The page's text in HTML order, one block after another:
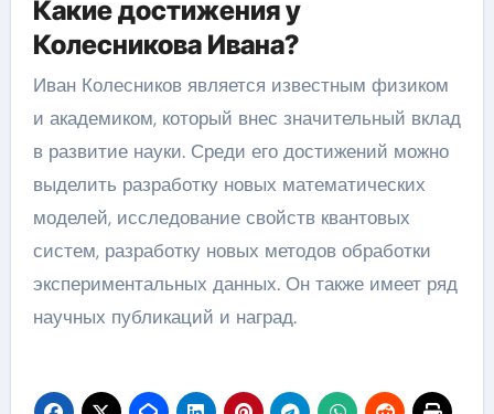
Какие достижения у
Колесникова Ивана?
Иван Колесников является известным физиком
и академиком, который внес значительный вклад
в развитие науки. Среди его достижений можно
выделить разработку новых математических
моделей, исследование свойств квантовых
систем, разработку новых методов обработки
экспериментальных данных. Он также имеет ряд
научных публикаций и наград.